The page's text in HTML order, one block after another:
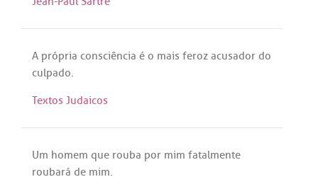
A própria consciência é o mais feroz acusador do
culpado.
Textos Judaicos
Um homem que rouba por mim fatalmente
roubará de mim.